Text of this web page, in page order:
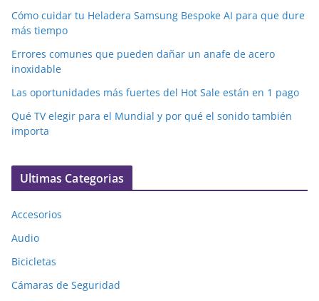
Cómo cuidar tu Heladera Samsung Bespoke AI para que dure
más tiempo
Errores comunes que pueden dañar un anafe de acero
inoxidable
Las oportunidades más fuertes del Hot Sale están en 1 pago
Qué TV elegir para el Mundial y por qué el sonido también
importa
Ultimas Categorias
Accesorios
Audio
Bicicletas
Cámaras de Seguridad